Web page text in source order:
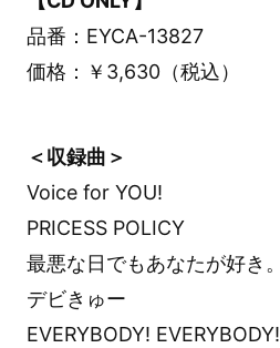
品番：EYCA-13827
価格：￥3,630（税込）
＜収録曲＞
Voice for YOU!
PRICESS POLICY
最悪な日でもあなたが好き。
デビきゅー
EVERYBODY! EVERYBODY!